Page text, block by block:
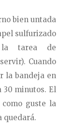
bien untada
sulfurizado
tarea de
Cuando
la bandeja en
minutos. El
guste la
quedará.